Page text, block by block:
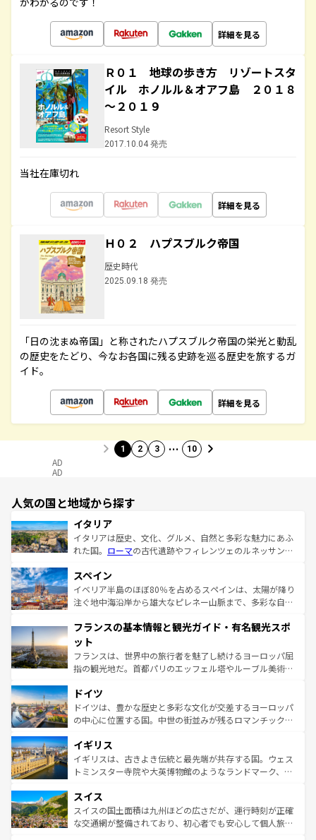
詳細を見る
Ｒ０１ 地球の歩き方 リゾートスタ
イル ホノルル＆オアフ島 ２０１８
～２０１９
Resort Style
2017.10.04 発売
当社在庫切れ
詳細を見る
Ｈ０２ ハプスブルク帝国
歴史時代
2025.09.18 発売
「日の沈まぬ帝国」と称されたハプスブルク帝国の栄光と動乱
の歴史をたどり、今なお各国に残る史跡を巡る歴史を旅するガ
イド。
詳細を見る
1 2 3 … 10
AD
AD
人気の国と地域から探す
イタリア
イタリアは歴史、文化、グルメ、自然と多彩な魅力にあふ
れた国。 ローマの古代遺跡やフィレンツェのルネッサンス
ろん、トスカーナの美しい田園風景やアマルフィ海岸の絶
景など、自然景観も見逃せない。観光の合間には、本場の
ピザやパスタなど、絶品のイタリア料理を堪能することも
ませてくれるイタリアで、忘れられない旅をしてみよう！
なお、新着のイタリア情報は
しい。
スペイン
イベリア半島のほぼ80％を占めるスペインは、太陽が降り
注ぐ地中海沿岸から雄大なピレネー山脈まで、多彩な自然
文化が根付くこの国では、情熱的なフラメンコ、熱気あふ
れる闘牛、そして美味しいタパスが生活の一部となってい
る。首都マドリードの洗練された雰囲気や、バルセロナの
アートに溢れた街角から、地方では古代ローマ遺跡や中世
せる。地方によって風土や気候が異なるスペインはその個
性で訪れる人を魅了する。 なお、新着のスペイン情報は コ
ンテンツ一覧を参照してほしい。
フランスの基本情報と観光ガイド・有名観光スポ
ット
フランスは、世界中の旅行者を魅了し続けるヨーロッパ屈
指の観光地だ。首都パリのエッフェル塔やルーブル美術館
で、幅広い魅力が詰まっている。華麗な宮殿、歴史的な大
聖堂、美しいビーチ、そして豊かな自然が、訪れる者を心
から魅了する。また、フランスは美食の国としても知ら
いる。シャンパンの発祥地であるランス、プロヴァンスの
香り高いラベンダー畑など、多彩な楽しみ方が可能だ。さ
らに、パリ以外の地域にも魅力が溢れており、どの街角に
れる地方に足を運ぶとそれぞれで全く異なる文化を体験で
きるだろう。 なお、新着のフランス情報はコンテンツ一覧
を参照してほしい。
ドイツ
ドイツは、豊かな歴史と多彩な文化が交差するヨーロッパ
の中心に位置する国。中世の街並みが残るロマンチック街
顔を持つこの国は、どこを歩いても飽きることがない。ベ
ルリンの文化的活気、バイエルン州のアルプスの絶景、そ
してライン川沿いのワイン畑といった風景は必見。ビール
は、お酒好きな人にはぜひ体験してほしい。 なお、新着の
ドイツ情報はコンテンツ一覧を参照してほしい。
イギリス
イギリスは、古きよき伝統と最先端が共存する国。ウェス
トミンスター寺院や大英博物館のようなランドマーク、歴
リアごとに異なる魅力がある。また、優雅なアフタヌーン
ティー、ビール好きにはたまらない英国パブ、サッカー観
戦など、本場だからこそできる体験も豊富。イギリスを旅
スイス
スイスの国土面積は九州ほどの広さだが、運行時刻が正確
な交通網が整備されており、初心者でも安心して個人旅行